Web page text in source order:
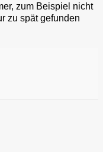
zum Beispiel nicht
zu spät gefunden